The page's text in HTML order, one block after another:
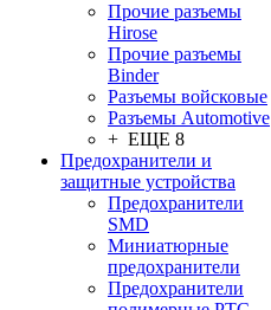
Прочие разъемы
Hirose
Прочие разъемы
Binder
Разъемы войсковые
Разъeмы Automotive
+ ЕЩЕ 8
Предохранители и
защитные устройства
Предохранители
SMD
Миниатюрные
предохранители
Предохранители